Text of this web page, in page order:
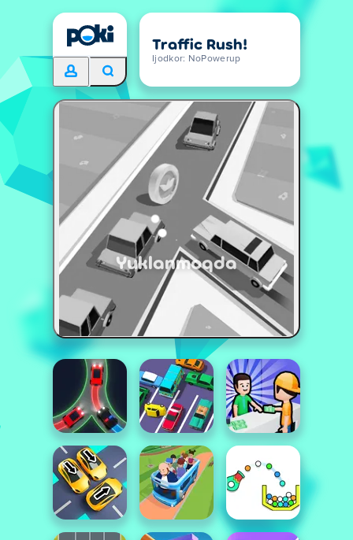
Traffic Rush!
Ijodkor: NoPowerup
Yuklanmoqda